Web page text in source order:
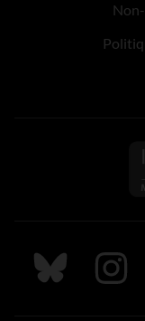
Suivez nous